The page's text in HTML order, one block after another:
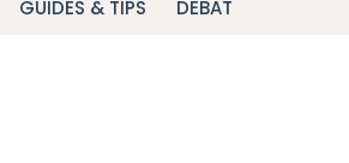
GUIDES & TIPS DEBAT